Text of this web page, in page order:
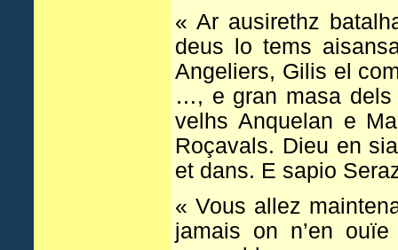
« Ar ausirethz
deus lo tems
Angeliers, Gilis el
…, e gran masa dels
velhs Anquelan e
Roçavals. Dieu en
et dans. E sapio
« Vous allez
jamais on n’en